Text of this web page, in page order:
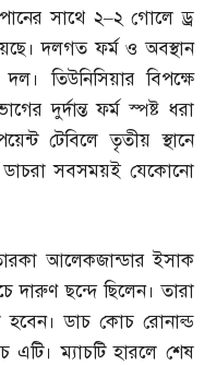
সাথে ২–২ গোলে ড্র
দলগত ফর্ম ও অবস্থান
তিউনিসিয়ার বিপক্ষে
দুর্দান্ত ফর্ম স্পষ্ট ধরা
টেবিলে তৃতীয় স্থানে
সবসময়ই যেকোনো
আলেকজান্ডার ইসাক
দারুণ ছন্দে ছিলেন। তারা
হবেন। ডাচ কোচ রোনাল্ড
এটি। ম্যাচটি হারলে শেষ